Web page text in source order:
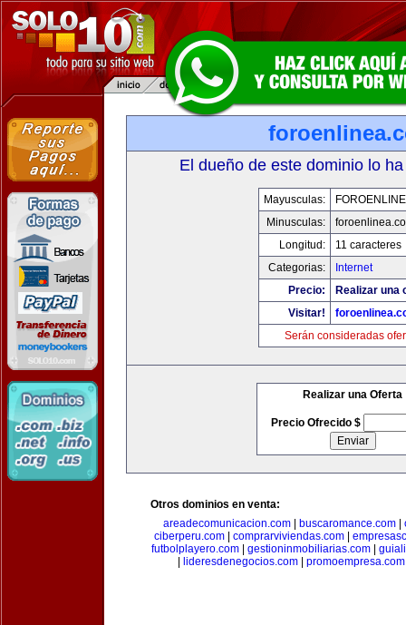
El dueño de este dominio lo
Mayusculas:
Minusculas:
Longitud:
11 caracteres
Categorias:
Internet
Precio:
Realizar una
Visitar!
Serán consideradas
Realizar una Oferta
Precio Ofrecido $
Otros dominios en venta:
areadecomunicacion.com| buscaromance.com|
ciberperu.com
comprarviviendas.com
futbolplayero.com| gestioninmobiliarias.com|
lideresdenegocios.com promoempresa.com